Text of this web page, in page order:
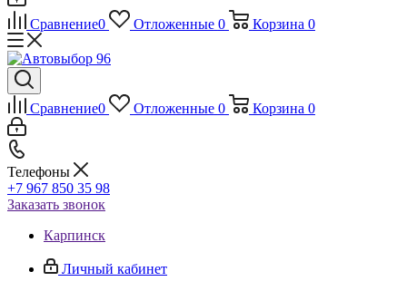
Сравнение0 Отложенные 0 Корзина 0
Сравнение0 Отложенные 0 Корзина 0
Телефоны
+7 967 850 35 98
Заказать звонок
Карпинск
Личный кабинет